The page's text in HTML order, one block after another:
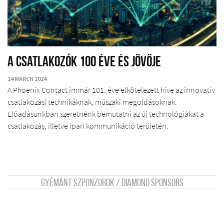
A csatlakozók 100 éve és jövője
14 MARCH 2024
A Phoenix Contact immár 101. éve elkötelezett híve az innovatív
csatlakozási technikáknak, műszaki megoldásoknak.
Előadásunkban szeretnénk bemutatni az új technológiákat a
csatlakozás, illetve ipari kommunikáció területén.
Gyémánt szponzorok / Diamond sponsors